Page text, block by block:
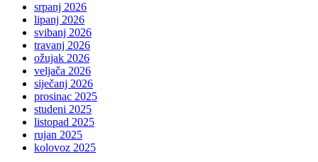
srpanj 2026
lipanj 2026
svibanj 2026
travanj 2026
ožujak 2026
veljača 2026
siječanj 2026
prosinac 2025
studeni 2025
listopad 2025
rujan 2025
kolovoz 2025